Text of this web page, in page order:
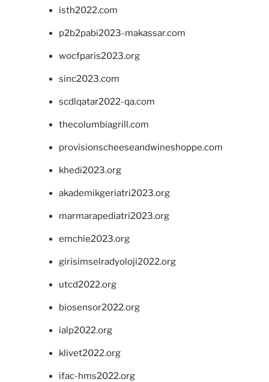
isth2022.com
p2b2pabi2023-makassar.com
wocfparis2023.org
sinc2023.com
scdlqatar2022-qa.com
thecolumbiagrill.com
provisionscheeseandwineshoppe.com
khedi2023.org
akademikgeriatri2023.org
marmarapediatri2023.org
emchie2023.org
girisimselradyoloji2022.org
utcd2022.org
biosensor2022.org
ialp2022.org
klivet2022.org
ifac-hms2022.org